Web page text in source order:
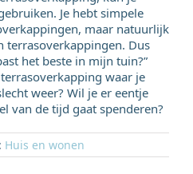
Je hebt simpele
maar natuurlijk
terrasoverkappingen. Dus
het beste in mijn tuin?”
waar je
weer? Wil je er eentje
van de tijd gaat spenderen?
Huis en wonen